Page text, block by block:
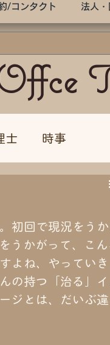
/コンタクト 法人
士 時事
初回で現況をう
うかがって、こん
よね、やっていき
の持つ「治る」イ
ジとは、だいぶ違